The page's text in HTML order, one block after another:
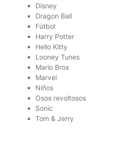
Disney
Dragon Ball
Fútbol
Harry Potter
Hello Kitty
Looney Tunes
Mario Bros
Marvel
Niños
Osos revoltosos
Sonic
Tom & Jerry